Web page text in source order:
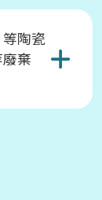
陶瓷
棄